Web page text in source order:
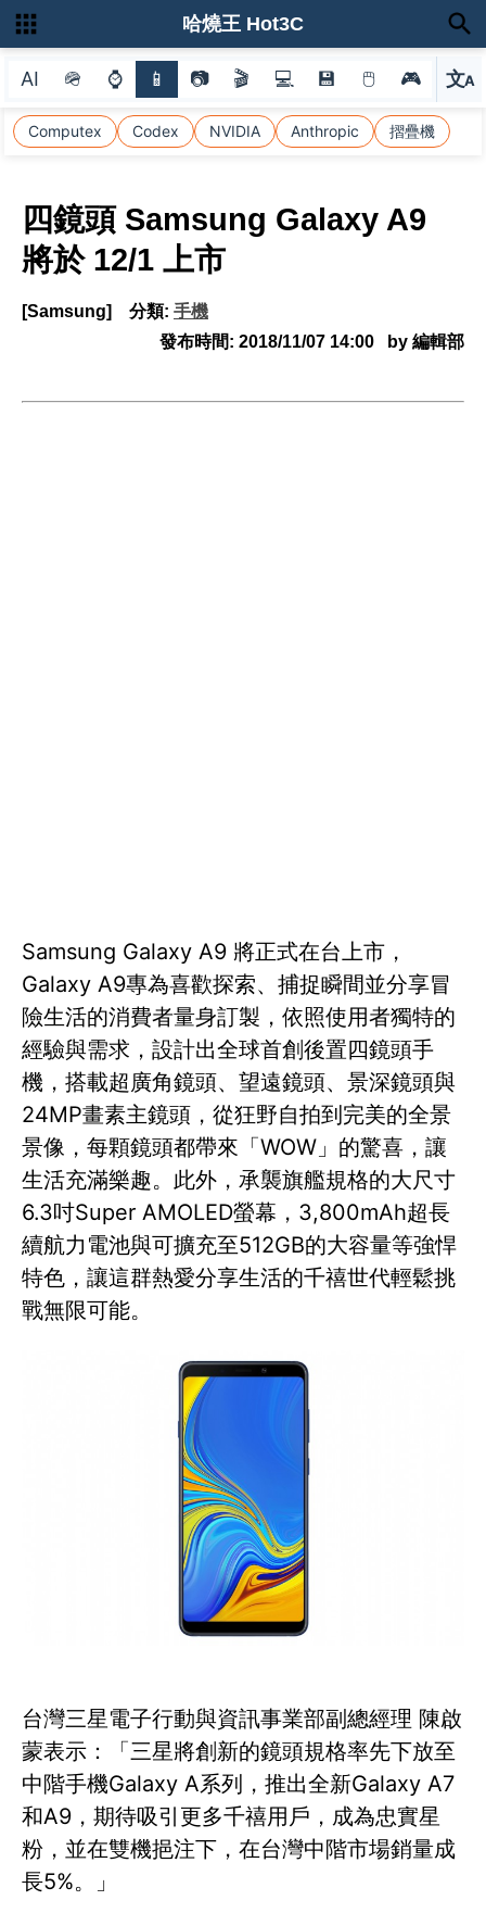
AI 🪖 ⌚ 📱 📷 🎬 💻 💾 🖱 🎮 文A
選
Computex Codex NVIDIA Anthropic 摺疊機
哈燒王 Hot3C
四鏡頭 Samsung Galaxy A9
將於 12/1 上市
[Samsung] 分類: 手機
發布時間: 2018/11/07 14:00 by 編輯部
Samsung Galaxy A9 將正式在台上市，
Galaxy A9專為喜歡探索、捕捉瞬間並分享冒
險生活的消費者量身訂製，依照使用者獨特的
經驗與需求，設計出全球首創後置四鏡頭手
機，搭載超廣角鏡頭、望遠鏡頭、景深鏡頭與
24MP畫素主鏡頭，從狂野自拍到完美的全景
景像，每顆鏡頭都帶來「WOW」的驚喜，讓
生活充滿樂趣。此外，承襲旗艦規格的大尺寸
6.3吋Super AMOLED螢幕，3,800mAh超長
續航力電池與可擴充至512GB的大容量等強悍
特色，讓這群熱愛分享生活的千禧世代輕鬆挑
戰無限可能。
台灣三星電子行動與資訊事業部副總經理 陳啟
蒙表示：「三星將創新的鏡頭規格率先下放至
中階手機Galaxy A系列，推出全新Galaxy A7
和A9，期待吸引更多千禧用戶，成為忠實星
粉，並在雙機挹注下，在台灣中階市場銷量成
長5%。」